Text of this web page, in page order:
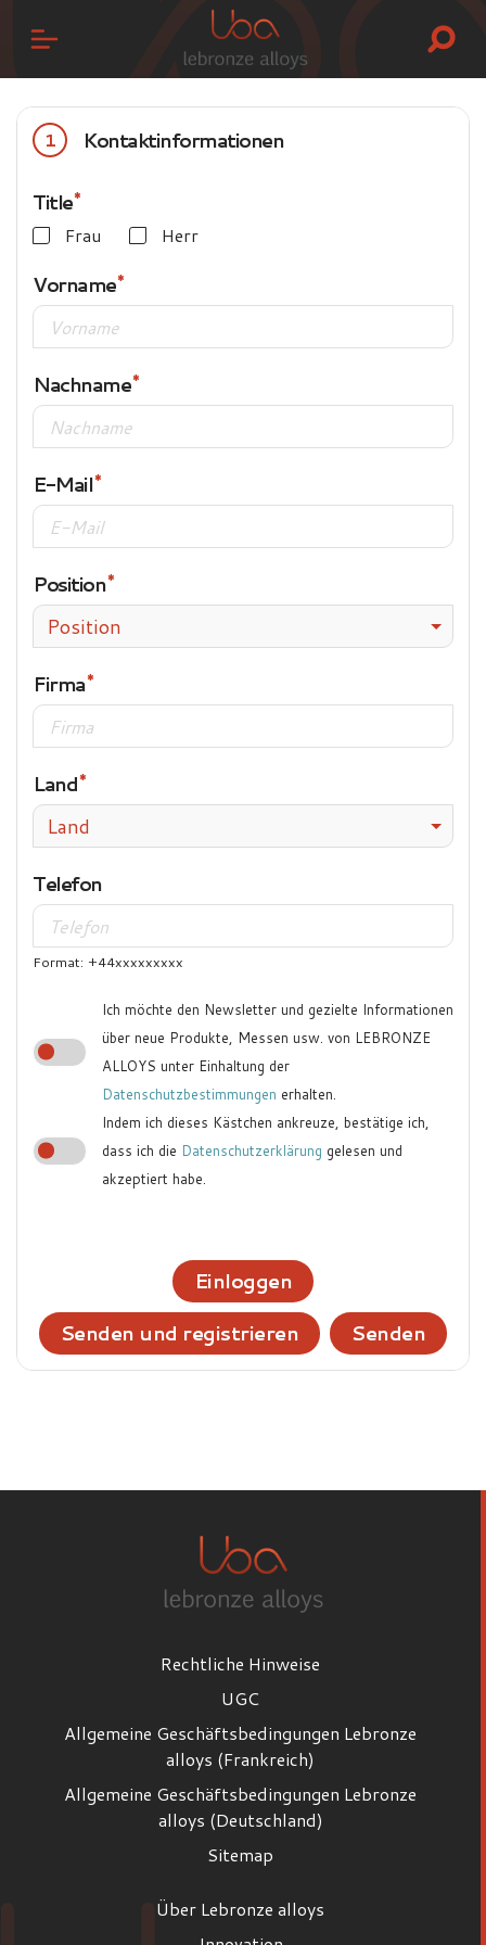
1 Kontaktinformationen
Title
Frau Herr
Vorname
Nachname
E-Mail
Position
Position
Firma
Land
Land
Telefon
Format: +44xxxxxxxxx
Ich möchte den Newsletter und gezielte Informationen
über neue Produkte, Messen usw. von LEBRONZE
ALLOYS unter Einhaltung der
Datenschutzbestimmungen erhalten.
Indem ich dieses Kästchen ankreuze, bestätige ich,
dass ich die Datenschutzerklärung gelesen und
akzeptiert habe.
Einloggen
Senden und registrieren
Senden
Rechtliche Hinweise
UGC
Allgemeine Geschäftsbedingungen Lebronze
alloys (Frankreich)
Allgemeine Geschäftsbedingungen Lebronze
alloys (Deutschland)
Sitemap
Über Lebronze alloys